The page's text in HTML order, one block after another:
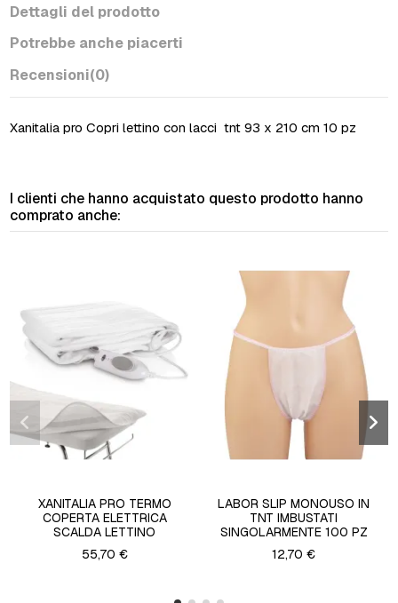
Dettagli del prodotto
Potrebbe anche piacerti
Recensioni(0)
Xanitalia pro Copri lettino con lacci tnt 93 x 210 cm 10 pz
I clienti che hanno acquistato questo prodotto hanno
comprato anche:
XANITALIA PRO TERMO
COPERTA ELETTRICA
SCALDA LETTINO
55,70 €
LABOR SLIP MONOUSO IN
TNT IMBUSTATI
SINGOLARMENTE 100 PZ
12,70 €